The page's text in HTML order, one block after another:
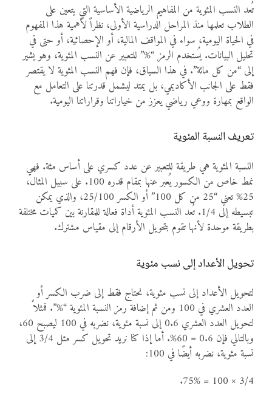
تُعد النسب المئوية من المفاهيم الرياضية الأساسية التي يتعين على
الطلاب تعلمها منذ المراحل الدراسية الأولى، نظراً لأهمية هذا المفهوم
في الحياة اليومية، سواء في المواقف المالية، أو الإحصائية، أو حتى في
تحليل البيانات. يُستخدم الرمز “%” للتعبير عن النسب المئوية، وهو يشير
إلى “من كل مائة”. في هذا السياق، فإن فهم النسب المئوية لا يقتصر
فقط على الجانب الأكاديمي، بل يمتد ليشمل قدرتنا على التعامل مع
الواقع بمهارة ووعي رياضي يعزز من خياراتنا وقراراتنا اليومية.
تعريف النسبة المئوية
النسبة المئوية هي طريقة للتعبير عن عدد كسري على أساس مئة. فهي
نمط خاص من الكسور يُعبر عنها بمقام قدره 100. على سبيل المثال،
25% تعني “25 من كل 100” أو الكسر 25/100، والذي يمكن
تبسيطه إلى 1/4. تُعد النسب المئوية أداة فعالة للمقارنة بين كميات مختلفة
بطريقة موحدة لأنها تقوم بتحويل الأرقام إلى مقياس مشترك.
تحويل الأعداد إلى نسب مئوية
لتحويل الأعداد إلى نسب مئوية، نحتاج فقط إلى ضرب الكسر أو
العدد العشري في 100 ومن ثم إضافة رمز النسبة المئوية “%”. فمثلاً
لتحويل العدد العشري 0.6 إلى نسبة مئوية، نضربه في 100 ليصبح 60،
وبالتالي فإن 0.6 = 60%. أما إذا كنا نريد تحويل كسر مثل 3/4 إلى
نسبة مئوية، نضربه أيضًا في 100:
3/4 × 100 = 75%.